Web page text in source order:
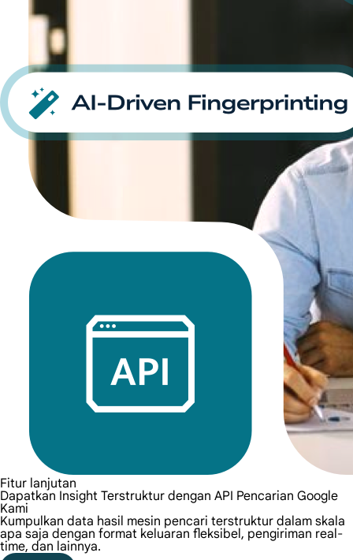
Fitur lanjutan
Dapatkan Insight Terstruktur dengan API Pencarian Google
Kami
Kumpulkan data hasil mesin pencari terstruktur dalam skala
apa saja dengan format keluaran fleksibel, pengiriman real-
time, dan lainnya.